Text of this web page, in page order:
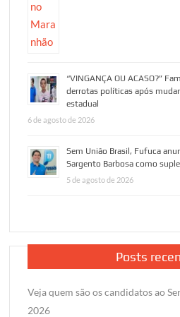
“VINGANÇA OU ACASO?”
derrotas políticas após
estadual
6 de agosto de 2026
Sem União Brasil, Fufuca
Sargento Barbosa como
5 de agosto de 2026
Posts
Veja quem são os candidatos ao
2026